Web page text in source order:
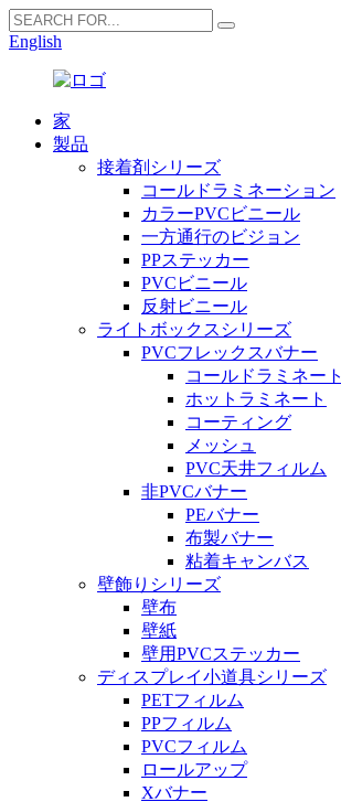
English
家
製品
接着剤シリーズ
コールドラミネーション
カラーPVCビニール
一方通行のビジョン
PPステッカー
PVCビニール
反射ビニール
ライトボックスシリーズ
PVCフレックスバナー
コールドラミネート
ホットラミネート
コーティング
メッシュ
PVC天井フィルム
非PVCバナー
PEバナー
布製バナー
粘着キャンバス
壁飾りシリーズ
壁布
壁紙
壁用PVCステッカー
ディスプレイ小道具シリーズ
PETフィルム
PPフィルム
PVCフィルム
ロールアップ
Xバナー